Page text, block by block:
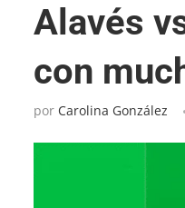
Alavés
con
por Carolina González